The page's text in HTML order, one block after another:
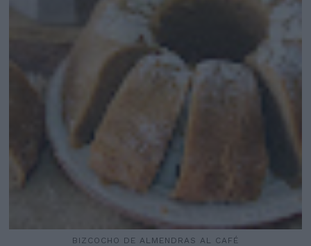
BIZCOCHO DE ALMENDRAS AL CAFÉ